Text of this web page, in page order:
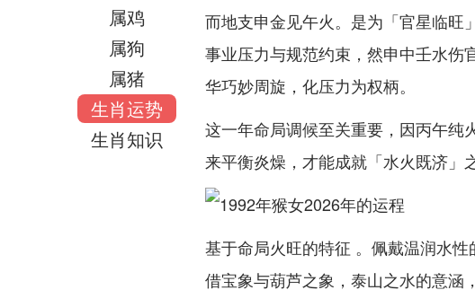
属鸡
属狗
属猪
生肖运势
生肖知识
而地支申金见午火。是为「官星临旺
事业压力与规范约束，然申中壬水伤
华巧妙周旋，化压力为权柄。
这一年命局调候至关重要，因丙午纯
来平衡炎燥，才能成就「水火既济」
基于命局火旺的特征 。佩戴温润水
借宝象与葫芦之象，泰山之水的意涵